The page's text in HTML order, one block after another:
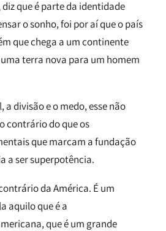
que é parte da identidade
o sonho, foi por aí que o país
que chega a um continente
terra nova para um homem
a divisão e o medo, esse não
contrário do que os
que marcam a fundação
a ser superpotência.
da América. É um
aquilo que é a
que é um grande